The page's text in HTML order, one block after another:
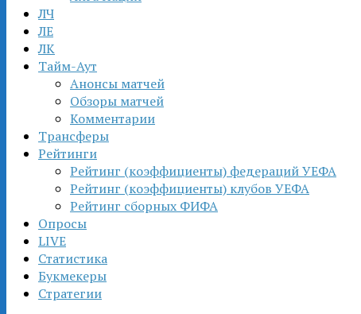
ЛЧ
ЛЕ
ЛК
Тайм-Аут
Анонсы матчей
Обзоры матчей
Комментарии
Трансферы
Рейтинги
Рейтинг (коэффициенты) федераций УЕФА
Рейтинг (коэффициенты) клубов УЕФА
Рейтинг сборных ФИФА
Опросы
LIVE
Статистика
Букмекеры
Стратегии